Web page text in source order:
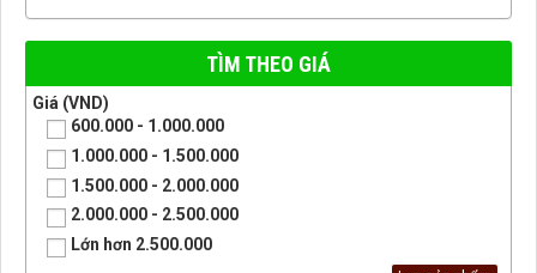
TÌM THEO GIÁ
Giá (VND)
600.000 - 1.000.000
1.000.000 - 1.500.000
1.500.000 - 2.000.000
2.000.000 - 2.500.000
Lớn hơn 2.500.000